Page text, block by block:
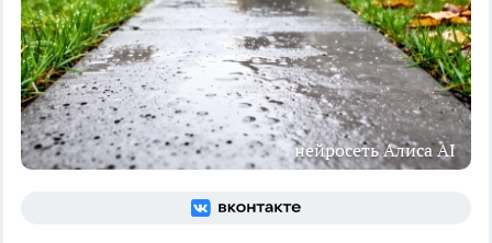
нейросеть Алиса AI